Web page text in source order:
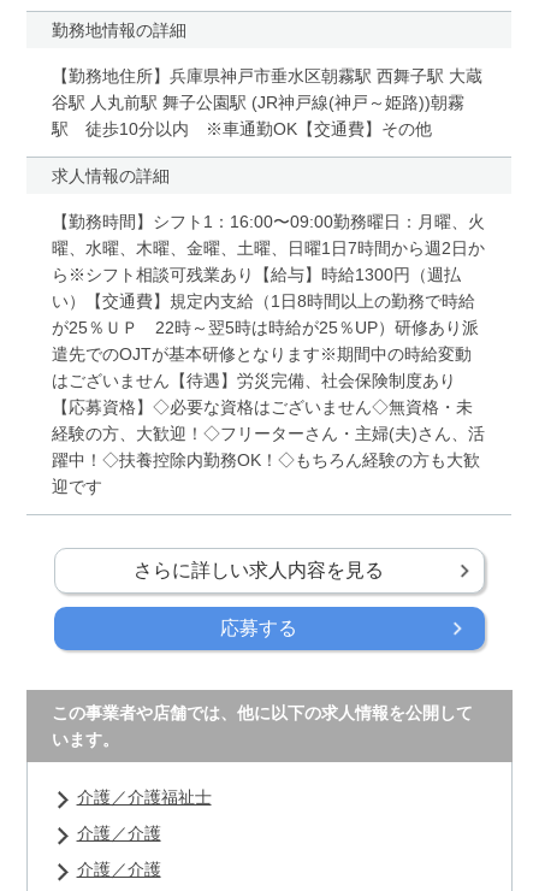
勤務地情報の詳細
【勤務地住所】兵庫県神戸市垂水区朝霧駅 西舞子駅 大蔵
谷駅 人丸前駅 舞子公園駅 (JR神戸線(神戸～姫路))朝霧
駅 徒歩10分以内 ※車通勤OK【交通費】その他
求人情報の詳細
【勤務時間】シフト1：16:00〜09:00勤務曜日：月曜、火
曜、水曜、木曜、金曜、土曜、日曜1日7時間から週2日か
ら※シフト相談可残業あり【給与】時給1300円（週払
い）【交通費】規定内支給（1日8時間以上の勤務で時給
が25％ＵＰ 22時～翌5時は時給が25％UP）研修あり派
遣先でのOJTが基本研修となります※期間中の時給変動
はございません【待遇】労災完備、社会保険制度あり
【応募資格】◇必要な資格はございません◇無資格・未
経験の方、大歓迎！◇フリーターさん・主婦(夫)さん、活
躍中！◇扶養控除内勤務OK！◇もちろん経験の方も大歓
迎です
さらに詳しい求人内容を見る
応募する
この事業者や店舗では、他に以下の求人情報を公開して
います。
介護／介護福祉士
介護／介護
介護／介護